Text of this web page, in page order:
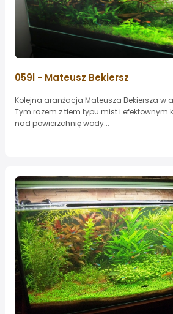
059l - Mateusz Bekiersz
Kolejna aranżacja Mateusza Bekiersza w
Tym razem z tłem typu mist i
nad powierzchnię wody...